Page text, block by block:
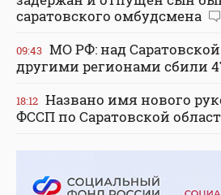
саратовского омбудсмена
09:43 МО РФ: над
другими регионами сбили
18:12 Названо имя нового
ФССП по Саратовской